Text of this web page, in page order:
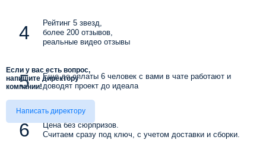
Рейтинг 5 звезд,
более 200 отзывов,
реальные видео отзывы
Еще до оплаты 6 человек с вами в чате работают и
доводят проект до идеала
Цена без сюрпризов.
Считаем сразу под ключ, с учетом доставки и сборки.
Если у вас есть вопрос,
напишите директору
компании!
Написать директору